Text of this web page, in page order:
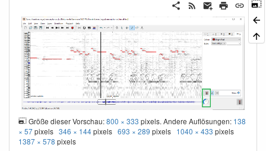
Größe dieser Vorschau:800 × 333 pixels. Andere Auflösungen: 138
× 57pixels 346 × 144pixels 693 × 289 pixels 1040 × 433 pixels
1387 × 578 pixels